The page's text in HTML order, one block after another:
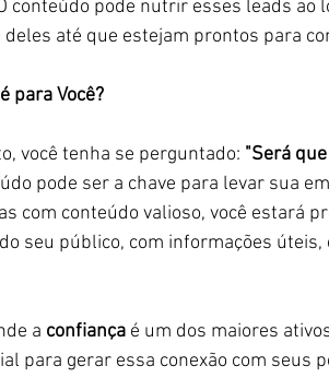
conteúdo pode nutrir esses leads ao
até que estejam prontos para
para Você?
você tenha se perguntado: "Será
pode ser a chave para levar sua
com conteúdo valioso, você estará
seu público, com informações
a confiança é um dos maiores
para gerar essa conexão com seus